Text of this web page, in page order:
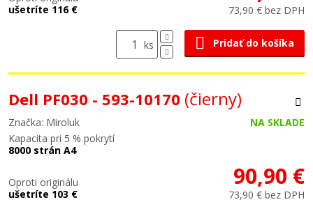
ušetríte 116 €
73,90 € bez DPH
ks Pridať do košíka
Dell PF030 - 593-10170 (čierny)
Značka: Miroluk
NA SKLADE
Kapacita pri 5 % pokrytí
8000 strán A4
Oproti originálu
ušetríte 103 €
90,90 €
73,90 € bez DPH